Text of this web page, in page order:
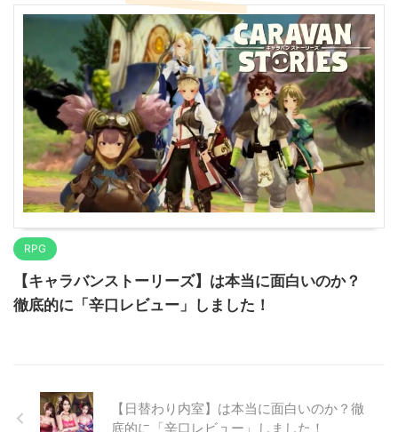
RPG
【キャラバンストーリーズ】は本当に面白いのか？
徹底的に「辛口レビュー」しました！
【日替わり内室】は本当に面白いのか？徹
底的に「辛口レビュー」しました！